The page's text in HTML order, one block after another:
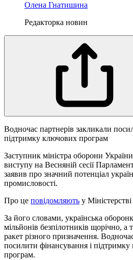
Олена Гнатишина
Редакторка новин
Водночас партнерів закликали
підтримку ключових програм
Заступник міністра оборони
виступу на Весняній сесії
заявив про значний потенціал
промисловості.
Про це повідомляють у
За його словами, українська
мільйонів безпілотників щорічно, а
ракет різного призначення.
посилити фінансування і
програм.